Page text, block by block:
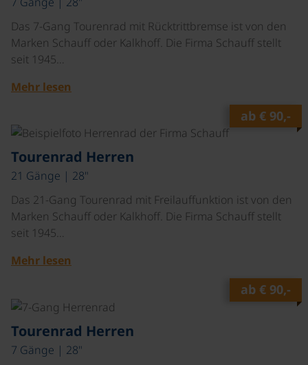
Das 7-Gang Tourenrad mit Rücktrittbremse ist von den
Marken Schauff oder Kalkhoff. Die Firma Schauff stellt
seit 1945…
Mehr lesen
ab € 90,-
Tourenrad Herren
21 Gänge | 28"
Das 21-Gang Tourenrad mit Freilauffunktion ist von den
Marken Schauff oder Kalkhoff. Die Firma Schauff stellt
seit 1945…
Mehr lesen
ab € 90,-
Tourenrad Herren
7 Gänge | 28"